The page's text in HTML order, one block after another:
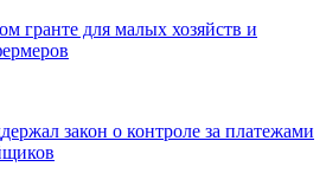
гранте для малых хозяйств и
закон о контроле за платежами